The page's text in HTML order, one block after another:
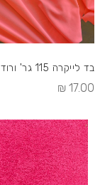
בד לייקרה 115 גר' ורוד בוהק
17.00 ₪